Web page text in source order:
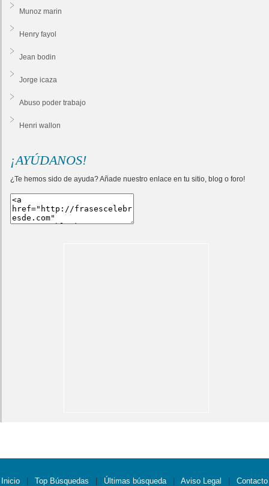
Munoz marin
Henry fayol
Jean bodin
Jorge icaza
Abuso poder trabajo
Henri wallon
¡AYÚDANOS!
¿Te hemos sido de ayuda? Añade nuestro enlace en tu sitio, blog o foro!
Inicio Top Búsquedas Últimas búsqueda Aviso Legal Contacto